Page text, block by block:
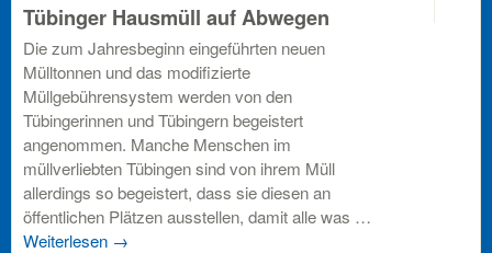
Tübinger Hausmüll auf Abwegen
Die zum Jahresbeginn eingeführten neuen
Mülltonnen und das modifizierte
Müllgebührensystem werden von den
Tübingerinnen und Tübingern begeis­tert
angenommen. Manche Menschen im
müllverliebten Tübingen sind von ihrem Müll
allerdings so begeistert, dass sie diesen an
öffentlichen Plätzen aus­stellen, damit alle was …
Weiterlesen →